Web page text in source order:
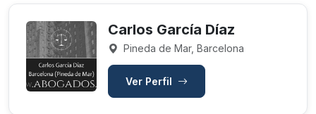
Carlos García Díaz
Pineda de Mar, Barcelona
Ver Perfil